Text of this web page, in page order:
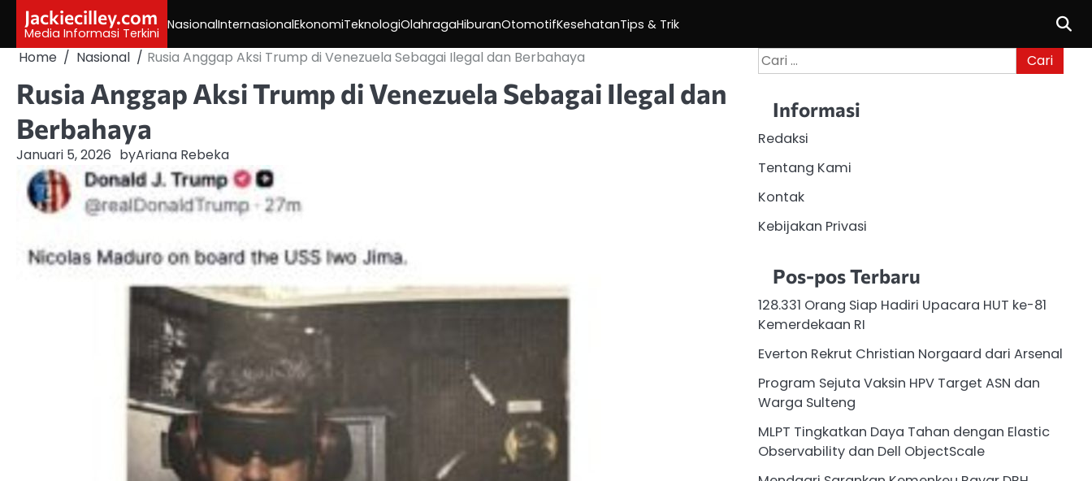
content
Jackiecilley.com
Media Informasi Terkini
NasionalInternasionalEkonomiTeknologiOlahragaHiburanOtomotifKesehatanTips & Trik
Home Nasional Rusia Anggap Aksi Trump di Venezuela Sebagai Ilegal dan Berbahaya
Rusia Anggap Aksi Trump di Venezuela Sebagai Ilegal dan
Berbahaya
Januari 5, 2026 byAriana Rebeka
Cari
untuk:
Informasi
Redaksi
Tentang Kami
Kontak
Kebijakan Privasi
Pos-pos Terbaru
128.331 Orang Siap Hadiri Upacara HUT ke-81
Kemerdekaan RI
Everton Rekrut Christian Norgaard dari Arsenal
Program Sejuta Vaksin HPV Target ASN dan
Warga Sulteng
MLPT Tingkatkan Daya Tahan dengan Elastic
Observability dan Dell ObjectScale